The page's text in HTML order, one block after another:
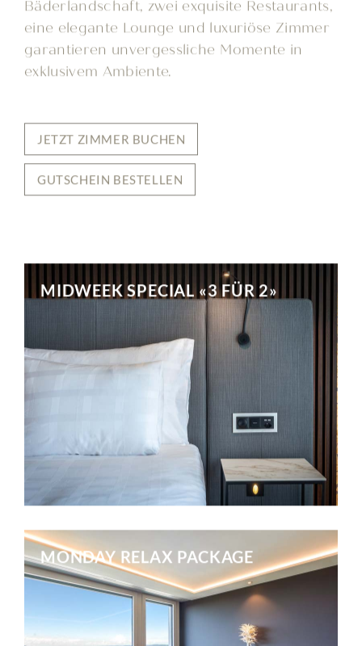
Bäderlandschaft, zwei exquisite Restaurants,
eine elegante Lounge und luxuriöse Zimmer
garantieren unvergessliche Momente in
exklusivem Ambiente.
JETZT ZIMMER BUCHEN
GUTSCHEIN BESTELLEN
MIDWEEK SPECIAL «3 FÜR 2»
MONDAY RELAX PACKAGE